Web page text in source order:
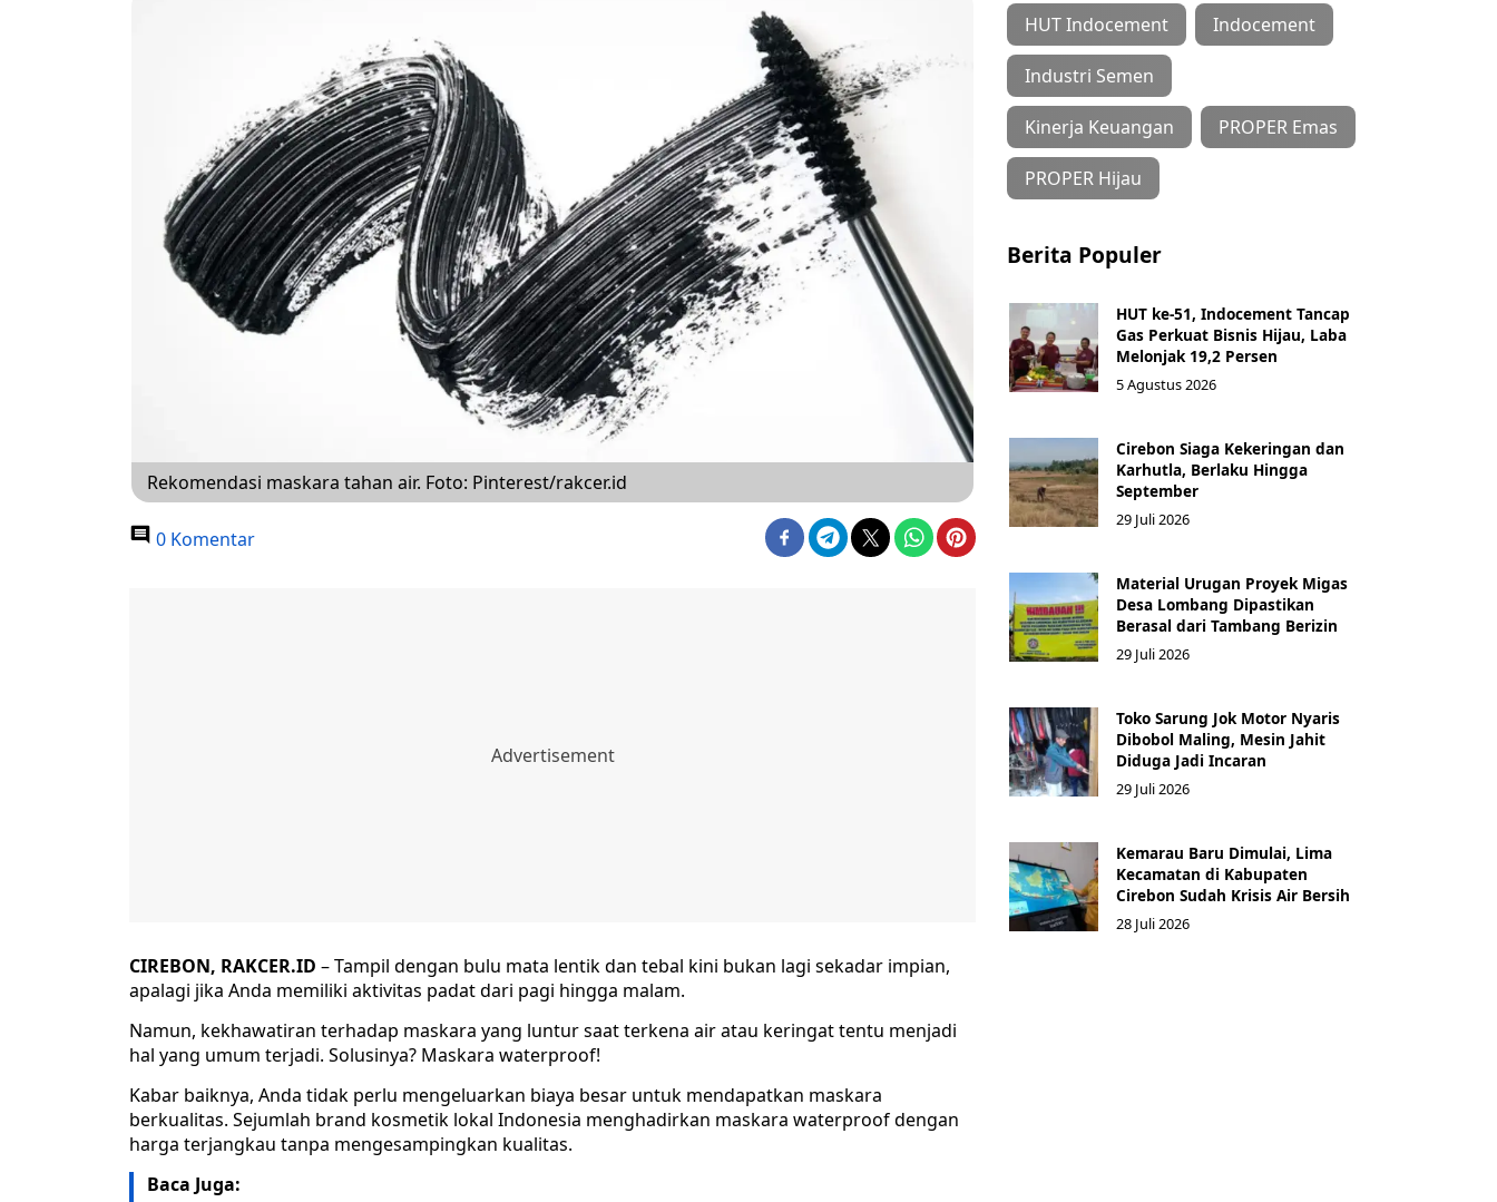
Rekomendasi maskara tahan air. Foto: Pinterest/rakcer.id
0 Komentar
CIREBON, RAKCER.ID – Tampil dengan bulu mata lentik dan tebal kini bukan lagi sekadar impian,
apalagi jika Anda memiliki aktivitas padat dari pagi hingga malam.
Namun, kekhawatiran terhadap maskara yang luntur saat terkena air atau keringat tentu menjadi
hal yang umum terjadi. Solusinya? Maskara waterproof!
Kabar baiknya, Anda tidak perlu mengeluarkan biaya besar untuk mendapatkan maskara
berkualitas. Sejumlah brand kosmetik lokal Indonesia menghadirkan maskara waterproof dengan
harga terjangkau tanpa mengesampingkan kualitas.
Baca Juga:
HUT Indocement Indocement
Industri Semen
Kinerja Keuangan PROPER Emas
PROPER Hijau
Berita Populer
HUT ke-51, Indocement Tancap
Gas Perkuat Bisnis Hijau, Laba
Melonjak 19,2 Persen
5 Agustus 2026
Cirebon Siaga Kekeringan dan
Karhutla, Berlaku Hingga
September
29 Juli 2026
Material Urugan Proyek Migas
Desa Lombang Dipastikan
Berasal dari Tambang Berizin
29 Juli 2026
Toko Sarung Jok Motor Nyaris
Dibobol Maling, Mesin Jahit
Diduga Jadi Incaran
29 Juli 2026
Kemarau Baru Dimulai, Lima
Kecamatan di Kabupaten
Cirebon Sudah Krisis Air Bersih
28 Juli 2026